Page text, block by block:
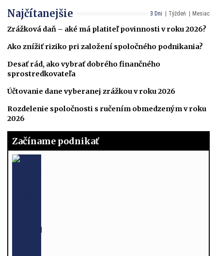
3 Dni Týždeň Mesiac
Najčítanejšie
Zrážková daň – aké má platiteľ povinnosti v roku 2026?
Ako znížiť riziko pri založení spoločného podnikania?
Desať rád, ako vybrať dobrého finančného
sprostredkovateľa
Účtovanie dane vyberanej zrážkou v roku 2026
Rozdelenie spoločnosti s ručením obmedzeným v roku
2026
Začíname podnikať